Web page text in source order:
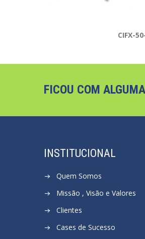
CIFX-
FICOU COM
INSTITUCIONAL
Quem Somos
Missão , Visão e Valores
Clientes
Cases de Sucesso